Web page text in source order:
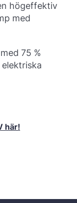
högeffektiv
med
75 %
här!